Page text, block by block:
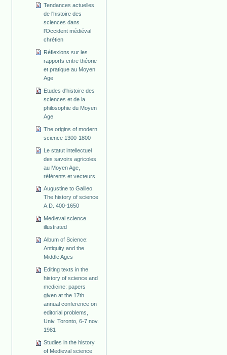
Tendances actuelles
de l'histoire des
sciences dans
l'Occident médiéval
chrétien
Réflexions sur les
rapports entre théorie
et pratique au Moyen
Age
Etudes d'histoire des
sciences et de la
philosophie du Moyen
Age
The origins of modern
science 1300-1800
Le statut intellectuel
des savoirs agricoles
au Moyen Age,
référents et vecteurs
Augustine to Galileo.
The history of science
A.D. 400-1650
Medieval science
illustrated
Album of Science:
Antiquity and the
Middle Ages
Editing texts in the
history of science and
medicine: papers
given at the 17th
annual conference on
editorial problems,
Univ. Toronto, 6-7 nov.
1981
Studies in the history
of Medieval science